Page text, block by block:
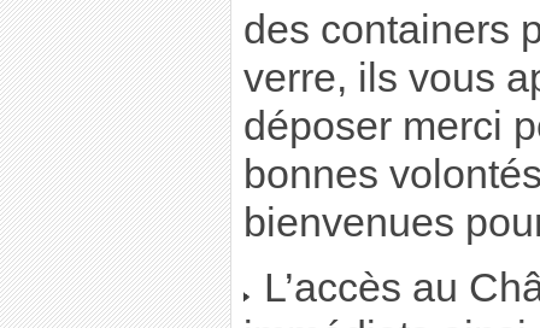
des containers
verre, ils vous
déposer merci
bonnes
bienvenues
L’accès au